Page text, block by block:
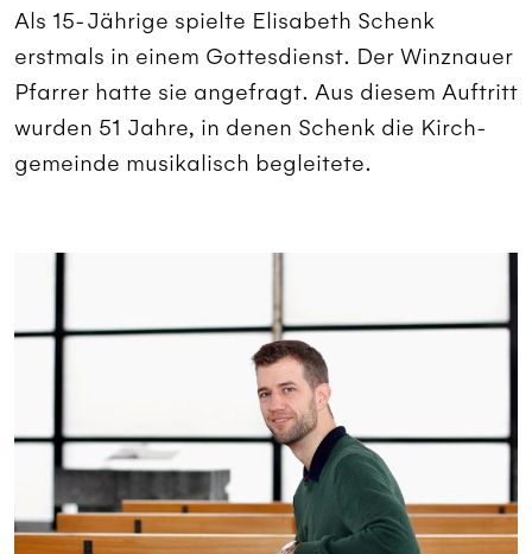
Als 15-Jährige spielte Elisabeth Schenk
erstmals in einem Gottesdienst. Der Winznauer
Pfarrer hatte sie angefragt. Aus diesem Auftritt
wurden 51 Jahre, in denen Schenk die Kirch­
gemeinde musikalisch begleitete.